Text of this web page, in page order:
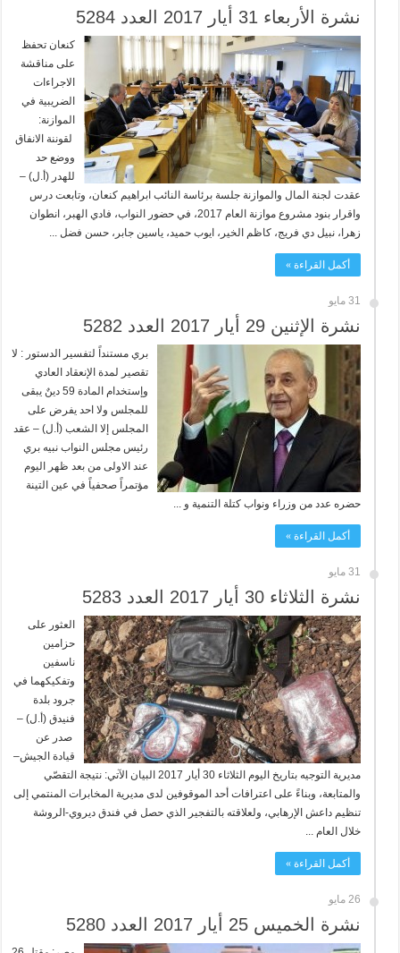
نشرة الأربعاء 31 أيار 2017 العدد 5284
كنعان تحفظ
على مناقشة
الاجراءات
الضريبية في
الموازنة:
لقوننة الانفاق
ووضع حد
للهدر (أ.ل) –
عقدت لجنة المال والموازنة جلسة برئاسة النائب ابراهيم كنعان، وتابعت درس
واقرار بنود مشروع موازنة العام 2017، في حضور النواب، فادي الهبر، انطوان
زهرا، نبيل دي فريج، كاظم الخير، ايوب حميد، ياسين جابر، حسن فضل ...
أكمل القراءة »
31 مايو
نشرة الإثنين 29 أيار 2017 العدد 5282
بري مستنداً لتفسير الدستور : لا
تقصير لمدة الإنعقاد العادي
وإستخدام المادة 59 دينٌ يبقى
للمجلس ولا احد يفرض على
المجلس إلا الشعب (أ.ل) – عقد
رئيس مجلس النواب نبيه بري
عند الاولى من بعد ظهر اليوم
مؤتمراً صحفياً في عين التينة
حضره عدد من وزراء ونواب كتلة التنمية و ...
أكمل القراءة »
31 مايو
نشرة الثلاثاء 30 أيار 2017 العدد 5283
العثور على
حزامين
ناسفين
وتفكيكهما في
جرود بلدة
فنيدق (أ.ل) –
صدر عن
قيادة الجيش–
مديرية التوجيه بتاريخ اليوم الثلاثاء 30 أيار 2017 البيان الآتي: نتيجة التقصّي
والمتابعة، وبناءً على اعترافات أحد الموقوفين لدى مديرية المخابرات المنتمي إلى
تنظيم داعش الإرهابي، ولعلاقته بالتفجير الذي حصل في فندق ديروي-الروشة
خلال العام ...
أكمل القراءة »
26 مايو
نشرة الخميس 25 أيار 2017 العدد 5280